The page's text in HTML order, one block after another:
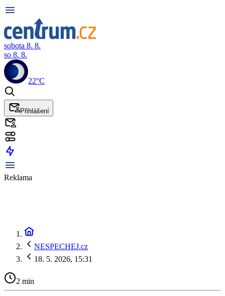
sobota 8. 8.
so 8. 8.
22°C
Přihlášení
Reklama
NESPECHEJ.cz
18. 5. 2026, 15:31
2 min